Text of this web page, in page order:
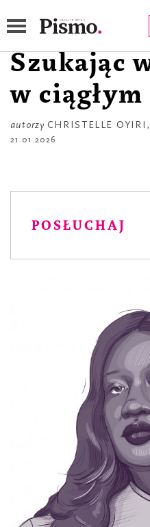
Christelle
Szukając
w
autorzy CHRISTELLE OYIRI ,
21.01.2026
POSŁUCHAJ